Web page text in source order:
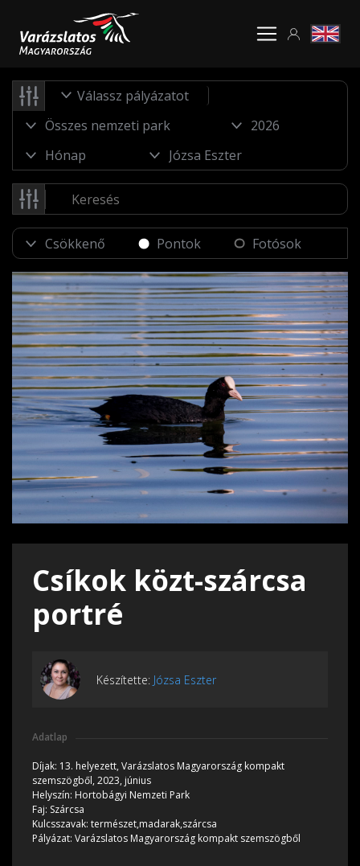
Válassz pályázatot
Pontok Fotósok
Csíkok közt-szárcsa
portré
Készítette: Józsa Eszter
Adatlap
Díjak: 13. helyezett, Varázslatos Magyarország kompakt
szemszögből, 2023, június
Helyszín: Hortobágyi Nemzeti Park
Faj: Szárcsa
Kulcsszavak: természet,madarak,szárcsa
Pályázat: Varázslatos Magyarország kompakt szemszögből